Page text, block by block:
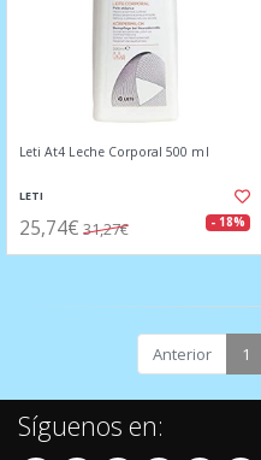
Leti At4 Leche Corporal 500 ml
LETI
25,74€ 31,27€ - 18%
Anterior 1
Síguenos en: